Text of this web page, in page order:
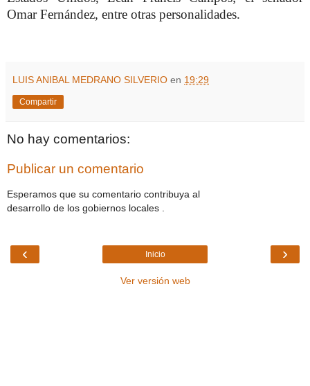
Omar Fernández, entre otras personalidades.
LUIS ANIBAL MEDRANO SILVERIO en 19:29
Compartir
No hay comentarios:
Publicar un comentario
Esperamos que su comentario contribuya al
desarrollo de los gobiernos locales .
‹ ›
Inicio
Ver versión web